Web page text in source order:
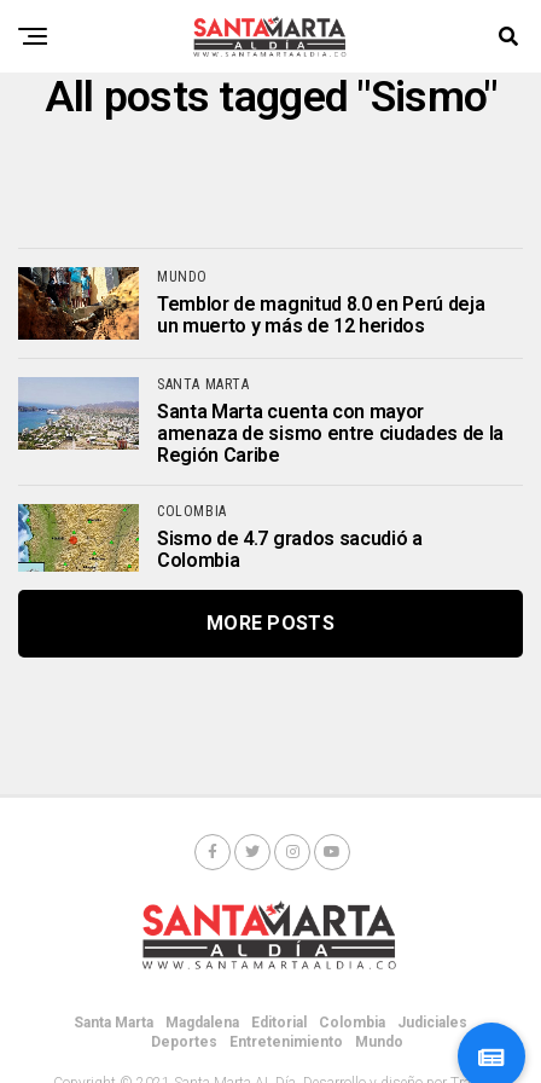
All posts tagged "Sismo"
MUNDO
Temblor de magnitud 8.0 en Perú deja
un muerto y más de 12 heridos
SANTA MARTA
Santa Marta cuenta con mayor
amenaza de sismo entre ciudades de la
Región Caribe
COLOMBIA
Sismo de 4.7 grados sacudió a
Colombia
MORE POSTS
Santa Marta Magdalena Editorial Colombia
Judiciales
Deportes
Entretenimiento Mundo